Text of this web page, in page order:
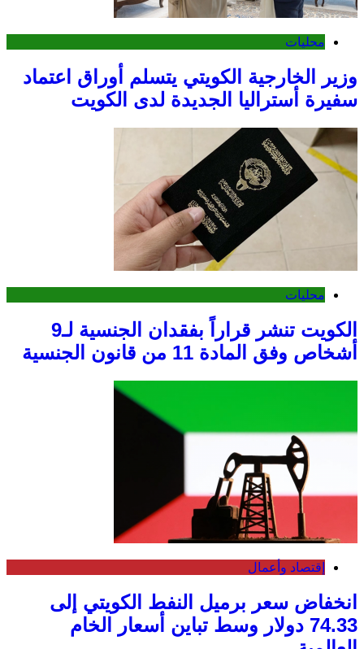
محليات
وزير الخارجية الكويتي يتسلم أوراق اعتماد
سفيرة أستراليا الجديدة لدى الكويت
محليات
الكويت تنشر قراراً بفقدان الجنسية لـ9
أشخاص وفق المادة 11 من قانون الجنسية
إقتصاد وأعمال
انخفاض سعر برميل النفط الكويتي إلى
74.33 دولار وسط تباين أسعار الخام